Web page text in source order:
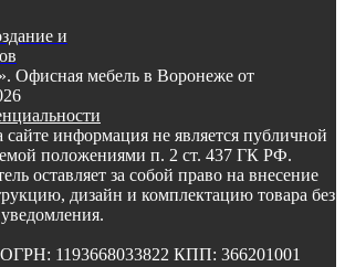
и
мебель в Воронеже от
сайте информация не является публичной
положениями п. 2 ст. 437 ГК РФ.
оставляет за собой право на внесение
дизайн и комплектацию товара без
1193668033822 КПП: 366201001